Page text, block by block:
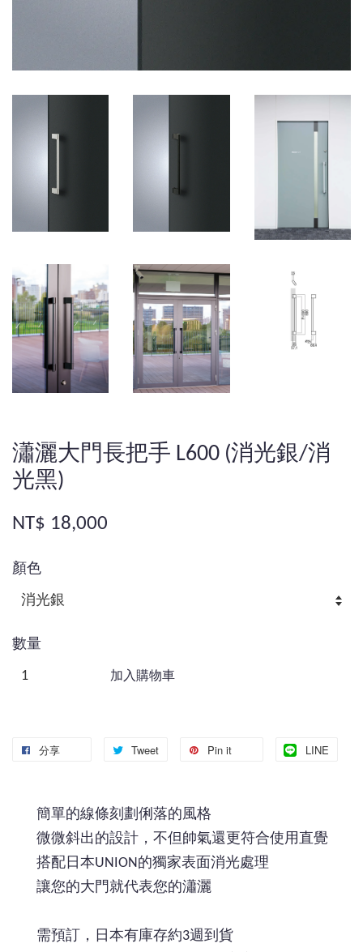
瀟灑大門長把手 L600 (消光銀/消
光黑)
NT$ 18,000
顏色
數量
加入購物車
分享 Tweet Pin it LINE
簡單的線條刻劃俐落的風格
微微斜出的設計，不但帥氣還更符合使用直覺
搭配日本UNION的獨家表面消光處理
讓您的大門就代表您的瀟灑
需預訂，日本有庫存約3週到貨